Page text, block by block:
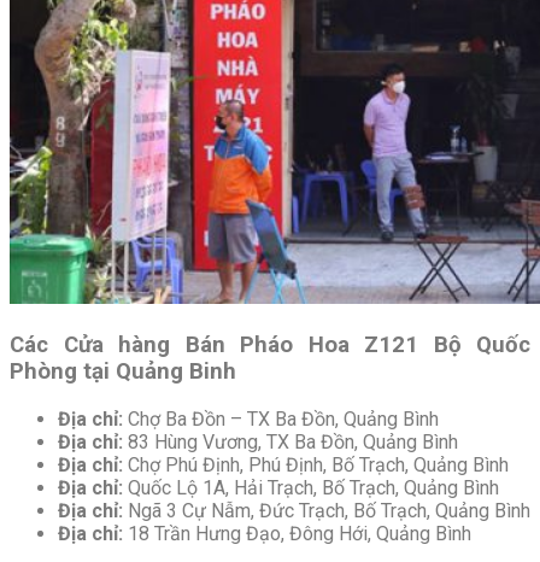
Các Cửa hàng Bán Pháo Hoa Z121 Bộ Quốc
Phòng tại Quảng Binh
Địa chỉ: Chợ Ba Đồn – TX Ba Đồn, Quảng Bình
Địa chỉ: 83 Hùng Vương, TX Ba Đồn, Quảng Bình
Địa chỉ: Chợ Phú Định, Phú Định, Bố Trạch, Quảng Bình
Địa chỉ: Quốc Lộ 1A, Hải Trạch, Bố Trạch, Quảng Bình
Địa chỉ: Ngã 3 Cự Nẫm, Đức Trạch, Bố Trạch, Quảng Bình
Địa chỉ: 18 Trần Hưng Đạo, Đông Hới, Quảng Bình